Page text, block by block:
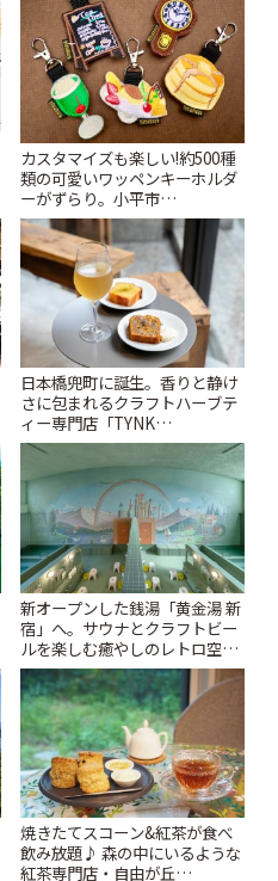
カスタマイズも楽しい!約500種
類の可愛いワッペンキーホルダ
ーがずらり。小平市
「Kimamaya T&K」 | ことりっ
ぷ
日本橋兜町に誕生。香りと静け
さに包まれるクラフトハーブテ
ィー専門店「TYNK
Kabutocho」 | ことりっぷ
新オープンした銭湯「黄金湯 新
宿」へ。サウナとクラフトビー
ルを楽しむ癒やしのレトロ空間
| ことりっぷ
焼きたてスコーン&紅茶が食べ
飲み放題♪ 森の中にいるような
紅茶専門店・自由が丘